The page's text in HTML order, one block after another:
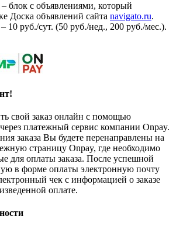
блок с объявлениями, который
Доска объявлений сайта navigato.ru.
10 руб./сут. (50 руб./нед., 200 руб./мес.).
свой заказ онлайн с помощью
платежный сервис компании Onpay.
заказа Вы будете перенаправлены на
страницу Onpay, где необходимо
для оплаты заказа. После успешной
в форме оплаты электронную почту
чек с информацией о заказе
оплате.